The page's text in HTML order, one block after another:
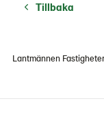
Tillbaka
Lantmännen